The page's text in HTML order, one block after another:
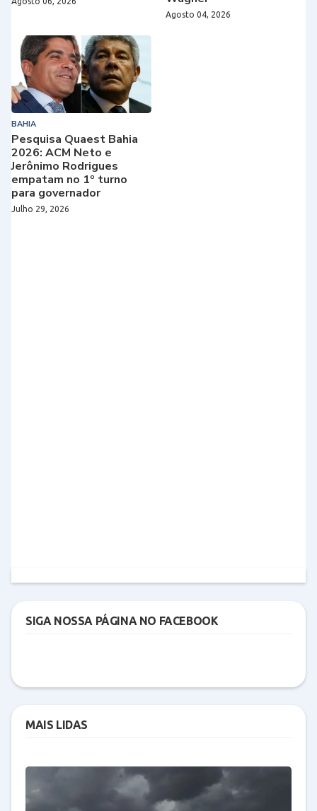
Agosto 04, 2026
BAHIA
Pesquisa Quaest Bahia
2026: ACM Neto e
Jerônimo Rodrigues
empatam no 1º turno
para governador
Julho 29, 2026
SIGA NOSSA PÁGINA NO FACEBOOK
MAIS LIDAS